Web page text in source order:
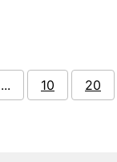
... 10
20